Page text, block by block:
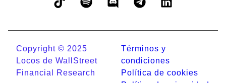
Copyright © 2025
Locos de WallStreet
Financial Research
Términos y
condiciones
Política de cookies